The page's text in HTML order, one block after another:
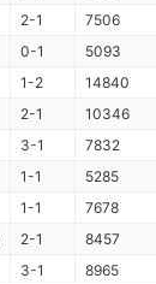
2-1
7506
0-1
5093
1-2
14840
2-1
10346
3-1
7832
1-1
5285
1-1
7678
2-1
8457
3-1
8965